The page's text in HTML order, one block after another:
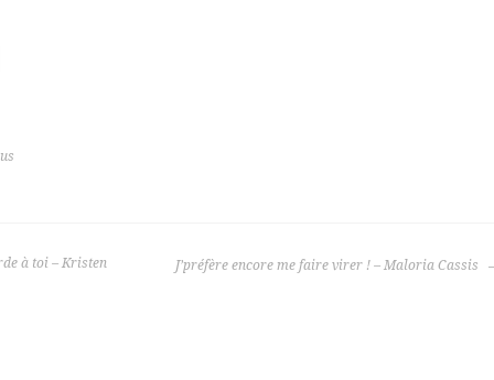
à toi – Kristen
J’préfère encore me faire virer ! – Maloria Cassis